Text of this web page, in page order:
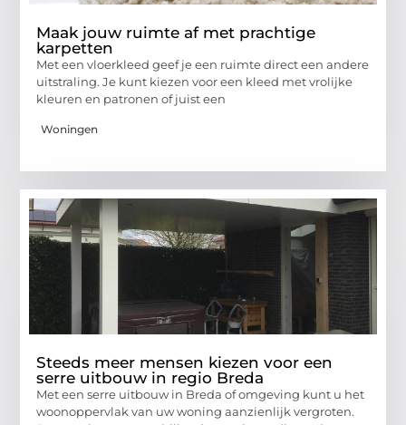
Maak jouw ruimte af met prachtige
karpetten
Met een vloerkleed geef je een ruimte direct een andere
uitstraling. Je kunt kiezen voor een kleed met vrolijke
kleuren en patronen of juist een
Woningen
Steeds meer mensen kiezen voor een
serre uitbouw in regio Breda
Met een serre uitbouw in Breda of omgeving kunt u het
woonoppervlak van uw woning aanzienlijk vergroten.